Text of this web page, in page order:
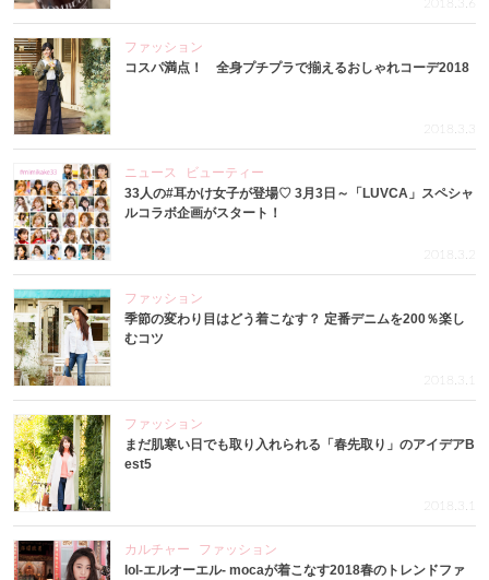
2018.3.6
ファッション
コスパ満点！ 全身プチプラで揃えるおしゃれコーデ2018
2018.3.3
ニュース
ビューティー
33人の#耳かけ女子が登場♡ 3月3日～「LUVCA」スペシャ
ルコラボ企画がスタート！
2018.3.2
ファッション
季節の変わり目はどう着こなす？ 定番デニムを200％楽し
むコツ
2018.3.1
ファッション
まだ肌寒い日でも取り入れられる「春先取り」のアイデアB
est5
2018.3.1
カルチャー
ファッション
lol-エルオーエル- mocaが着こなす2018春のトレンドファ